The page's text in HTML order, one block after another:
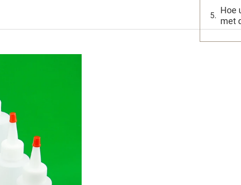
Hoe
met